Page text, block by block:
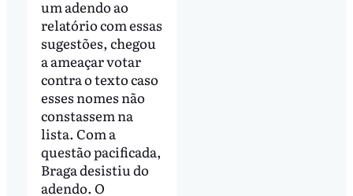
um adendo ao
relatório com essas
sugestões, chegou
a ameaçar votar
contra o texto caso
esses nomes não
constassem na
lista. Com a
questão pacificada,
Braga desistiu do
adendo. O